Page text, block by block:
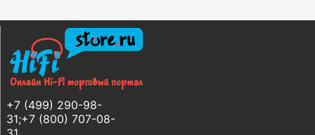
+7 (499) 290-98-
31;+7 (800) 707-08-